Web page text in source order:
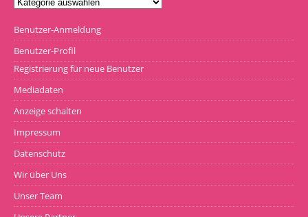
Benutzer-Anmeldung
Benutzer-Profil
Registrierung für neue Benutzer
Mediadaten
Anzeige schalten
Impressum
Datenschutz
Wir über Uns
Unser Team